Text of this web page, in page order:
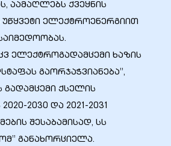
აამაღლებს ქვეყნის
ელექტროენერგიით
ელექტროგადამცემი ხაზის
გაორჯაჭვიანება”,
ქსელის
2030 და 2021-2031
შესაბამისად, სს
განახორციელა.